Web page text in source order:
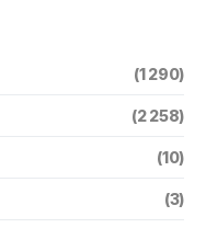
(1 290)
(2 258)
(10)
(3)